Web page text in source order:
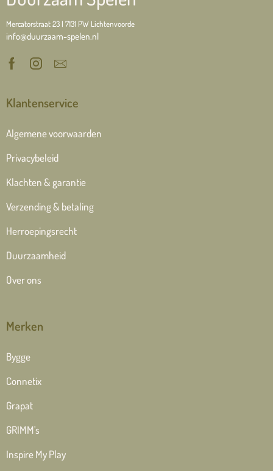
Mercatorstraat 23 | 7131 PW Lichtenvoorde
info@duurzaam-spelen.nl
Klantenservice
Algemene voorwaarden
Privacybeleid
Klachten & garantie
Verzending & betaling
Herroepingsrecht
Duurzaamheid
Over ons
Merken
Bygge
Connetix
Grapat
GRIMM's
Inspire My Play